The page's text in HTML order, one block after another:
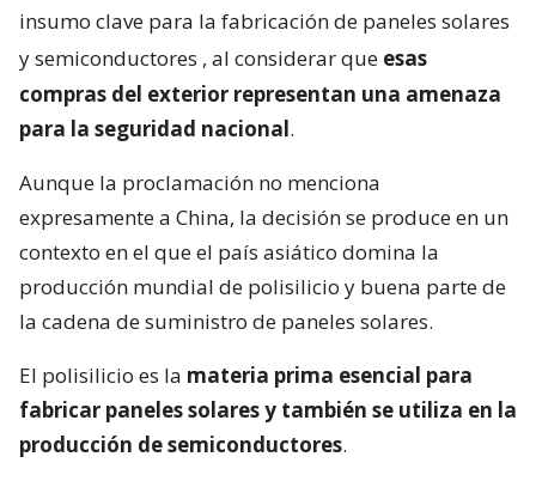
insumo clave para la fabricación de paneles solares
y semiconductores , al considerar que esas
compras del exterior representan una amenaza
para la seguridad nacional.
Aunque la proclamación no menciona
expresamente a China, la decisión se produce en un
contexto en el que el país asiático domina la
producción mundial de polisilicio y buena parte de
la cadena de suministro de paneles solares.
El polisilicio es la materia prima esencial para
fabricar paneles solares y también se utiliza en la
producción de semiconductores.